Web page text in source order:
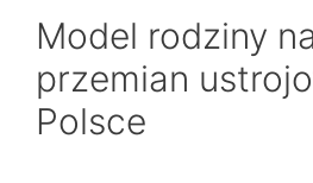
Model rodziny
przemian
Polsce